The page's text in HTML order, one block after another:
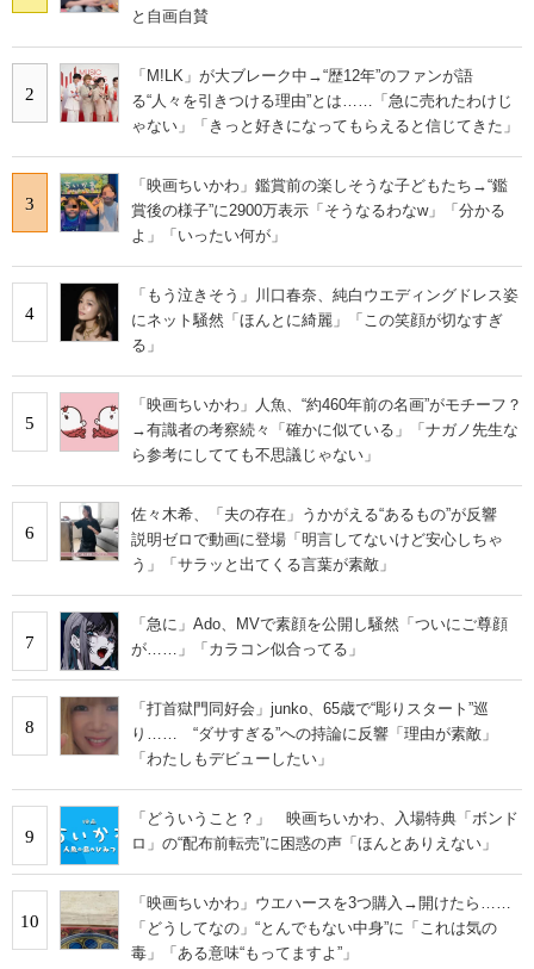
と自画自賛
2
「M!LK」が大ブレーク中→“歴12年”のファンが語
る“人々を引きつける理由”とは……「急に売れたわけじ
ゃない」「きっと好きになってもらえると信じてきた」
3
「映画ちいかわ」鑑賞前の楽しそうな子どもたち→“鑑
賞後の様子”に2900万表示「そうなるわなw」「分かる
よ」「いったい何が」
4
「もう泣きそう」川口春奈、純白ウエディングドレス姿
にネット騒然「ほんとに綺麗」「この笑顔が切なすぎ
る」
5
「映画ちいかわ」人魚、“約460年前の名画”がモチーフ？
→有識者の考察続々「確かに似ている」「ナガノ先生な
ら参考にしてても不思議じゃない」
6
佐々木希、「夫の存在」うかがえる“あるもの”が反響
説明ゼロで動画に登場「明言してないけど安心しちゃ
う」「サラッと出てくる言葉が素敵」
7
「急に」Ado、MVで素顔を公開し騒然「ついにご尊顔
が……」「カラコン似合ってる」
8
「打首獄門同好会」junko、65歳で“彫りスタート”巡
り…… “ダサすぎる”への持論に反響「理由が素敵」
「わたしもデビューしたい」
9
「どういうこと？」 映画ちいかわ、入場特典「ボンド
ロ」の“配布前転売”に困惑の声「ほんとありえない」
10
「映画ちいかわ」ウエハースを3つ購入→開けたら……
「どうしてなの」“とんでもない中身”に「これは気の
毒」「ある意味“もってますよ”」